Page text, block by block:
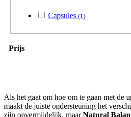
Capsules (1)
Prijs
Als het gaat om hoe om te gaan met de
maakt de juiste ondersteuning het
zijn onvermijdelijk, maarNatural